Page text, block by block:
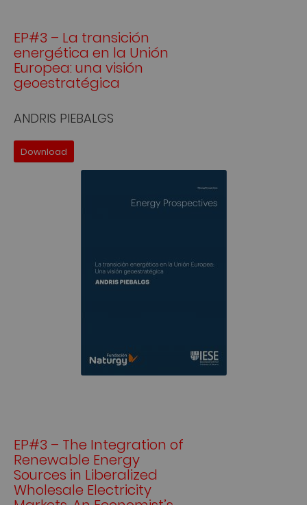
EP#3 – La transición
energética en la Unión
Europea: una visión
geoestratégica
ANDRIS PIEBALGS
Download
EP#3 – The Integration of
Renewable Energy
Sources in Liberalized
Wholesale Electricity